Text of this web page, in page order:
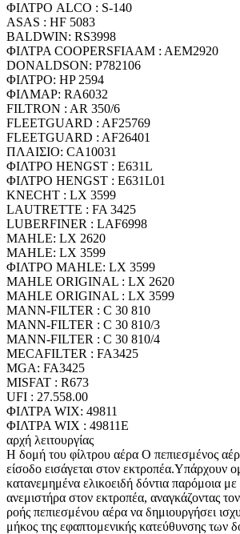
ΦΙΛΤΡΟ ALCO : S-140
ASAS : HF 5083
BALDWIN: RS3998
ΦΙΛΤΡΑ COOPERSFIAAM : AEM2920
DONALDSON: P782106
ΦΙΛΤΡΟ: HP 2594
ΦΙΛΜΑΡ: RA6032
FILTRON : AR 350/6
FLEETGUARD : AF25769
FLEETGUARD : AF26401
ΠΛΑΙΣΙΟ: CA10031
ΦΙΛΤΡΟ HENGST : E631L
ΦΙΛΤΡΟ HENGST : E631L01
KNECHT : LX 3599
LAUTRETTE : FA 3425
LUBERFINER : LAF6998
MAHLE: LX 2620
MAHLE: LX 3599
ΦΙΛΤΡΟ MAHLE: LX 3599
MAHLE ORIGINAL : LX 2620
MAHLE ORIGINAL : LX 3599
MANN-FILTER : C 30 810
MANN-FILTER : C 30 810/3
MANN-FILTER : C 30 810/4
MECAFILTER : FA3425
MGA: FA3425
MISFAT : R673
UFI : 27.558.00
ΦΙΛΤΡΑ WIX: 49811
ΦΙΛΤΡΑ WIX : 49811E
αρχή λειτουργίας
Η δομή του φίλτρου αέρα Ο πεπιεσμένος
είσοδο εισάγεται στον εκτροπέα.Υπάρχουν
κατανεμημένα ελικοειδή δόντια παρόμοια με
ανεμιστήρα στον εκτροπέα, αναγκάζοντας
ροής πεπιεσμένου αέρα να δημιουργήσει
μήκος της εφαπτομενικής κατεύθυνσης των